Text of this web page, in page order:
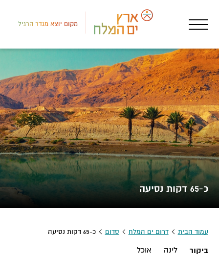
מקום יוצא מגדר הרגיל
כ-65 דקות נסיעה
עמוד הבית דרום ים המלח סדום כ-65 דקות נסיעה
ביקור לינה אוכל